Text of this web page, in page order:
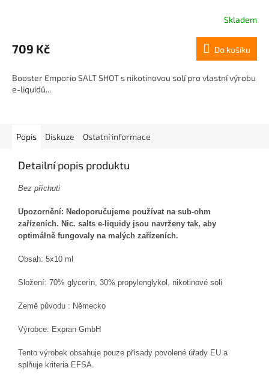
Skladem
709 Kč Do košíku
Booster Emporio SALT SHOT s nikotinovou solí pro vlastní výrobu
e-liquidů...
Popis Diskuze Ostatní informace
Detailní popis produktu
Bez příchuti
Upozornění: Nedoporučujeme používat na sub-ohm
zařízeních. Nic. salts e-liquidy jsou navrženy tak, aby
optimálně fungovaly na malých zařízeních.
Obsah: 5x10 ml
Složení: 70% glycerín, 30% propylenglykol, nikotinové soli
Země původu : Německo
Výrobce: Expran GmbH
Tento výrobek obsahuje pouze přísady povolené úřady EU a
splňuje kriteria EFSA.